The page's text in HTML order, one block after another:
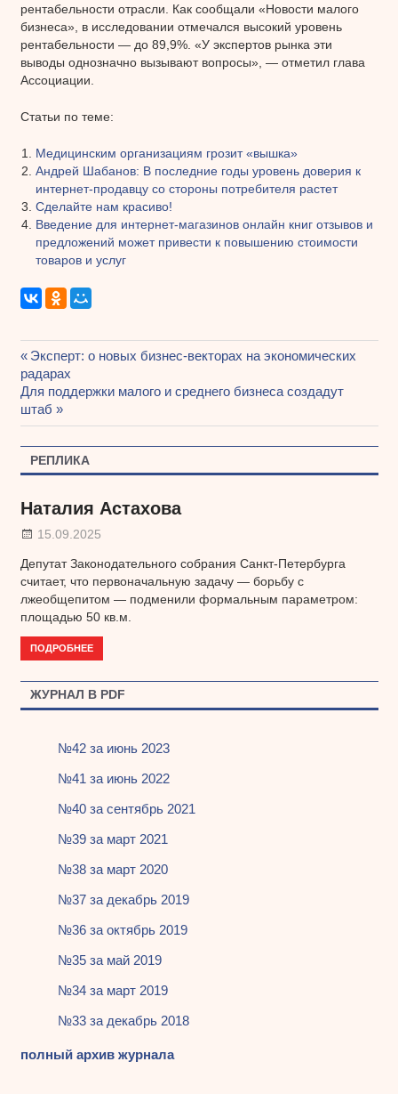
рентабельности отрасли. Как сообщали «Новости малого
бизнеса», в исследовании отмечался высокий уровень
рентабельности — до 89,9%. «У экспертов рынка эти
выводы однозначно вызывают вопросы», — отметил глава
Ассоциации.
Статьи по теме:
Медицинским организациям грозит «вышка»
Андрей Шабанов: В последние годы уровень доверия к
интернет-продавцу со стороны потребителя растет
Сделайте нам красиво!
Введение для интернет-магазинов онлайн книг отзывов и
предложений может привести к повышению стоимости
товаров и услуг
Навигация
по
записям
Предыдущая
запись:
Эксперт: о новых бизнес-векторах на экономических
радарах
Следующая
запись:
Для поддержки малого и среднего бизнеса создадут
штаб
РЕПЛИКА
Наталия Астахова
15.09.2025
Депутат Законодательного собрания Санкт-Петербурга
считает, что первоначальную задачу — борьбу с
лжеобщепитом — подменили формальным параметром:
площадью 50 кв.м.
ПОДРОБНЕЕ
ЖУРНАЛ В PDF
№42 за июнь 2023
№41 за июнь 2022
№40 за сентябрь 2021
№39 за март 2021
№38 за март 2020
№37 за декабрь 2019
№36 за октябрь 2019
№35 за май 2019
№34 за март 2019
№33 за декабрь 2018
полный архив журнала